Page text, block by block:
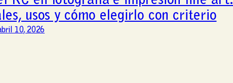
usos y cómo elegirlo con criterio
10, 2026